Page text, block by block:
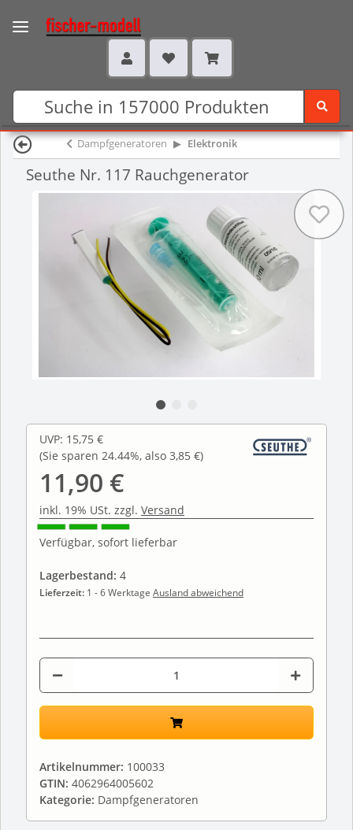
Dampfgeneratoren Elektronik
Seuthe Nr. 117 Rauchgenerator
UVP: 15,75 €
(Sie sparen 24.44%, also 3,85 €)
11,90 €
inkl. 19% USt. zzgl. Versand
Verfügbar, sofort lieferbar
Lagerbestand: 4
Lieferzeit: 1 - 6 Werktage Ausland abweichend
Artikelnummer: 100033
GTIN: 4062964005602
Kategorie: Dampfgeneratoren